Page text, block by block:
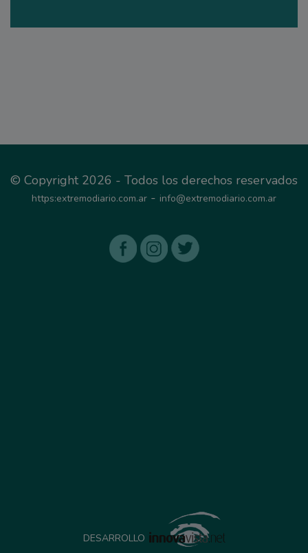
© Copyright 2026 - Todos los derechos reservados
https:extremodiario.com.ar - info@extremodiario.com.ar
DESARROLLO